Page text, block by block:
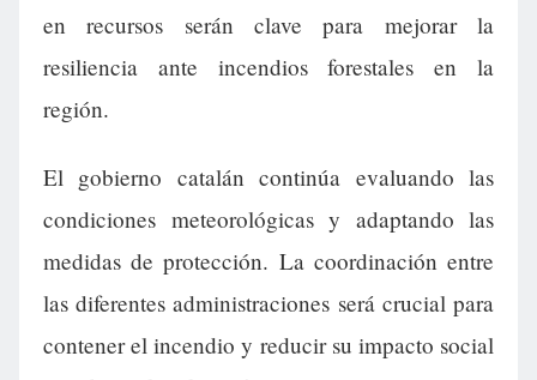
en recursos serán clave para mejorar la
resiliencia ante incendios forestales en la
región.
El gobierno catalán continúa evaluando las
condiciones meteorológicas y adaptando las
medidas de protección. La coordinación entre
las diferentes administraciones será crucial para
contener el incendio y reducir su impacto social